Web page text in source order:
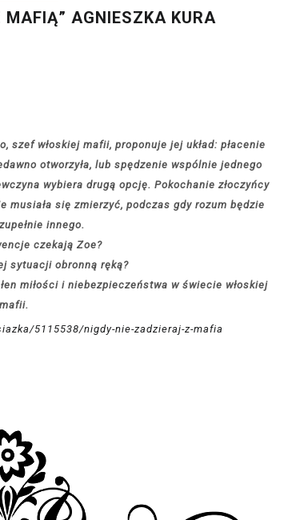
AGNIESZKA KURA
szef włoskiej mafii, proponuje jej układ: płacenie
otworzyła, lub spędzenie wspólnie jednego
wybiera drugą opcję. Pokochanie złoczyńcy
musiała się zmierzyć, podczas gdy rozum będzie
innego.
czekają Zoe?
sytuacji obronną ręką?
miłości i niebezpieczeństwa w świecie włoskiej
mafii.
5115538/nigdy-nie-zadzieraj-z-mafia